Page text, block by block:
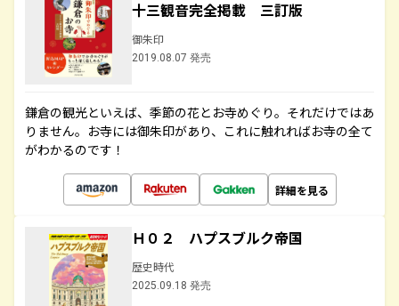
十三観音完全掲載 三訂版
御朱印
2019.08.07 発売
鎌倉の観光といえば、季節の花とお寺めぐり。それだけではあ
りません。お寺には御朱印があり、これに触れればお寺の全て
がわかるのです！
詳細を見る
Ｈ０２ ハプスブルク帝国
歴史時代
2025.09.18 発売